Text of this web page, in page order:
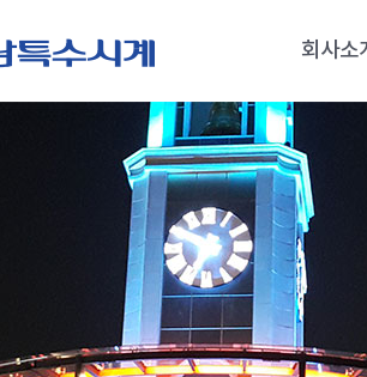
회사소
오시는